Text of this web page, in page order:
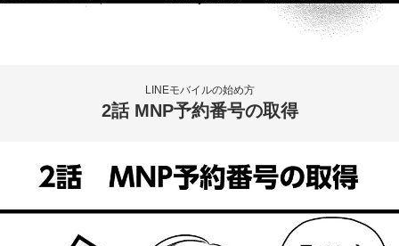
LINEモバイルの始め方
2話 MNP予約番号の取得